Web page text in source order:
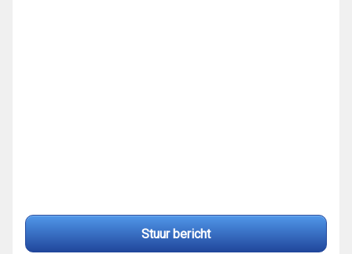
Stuur bericht